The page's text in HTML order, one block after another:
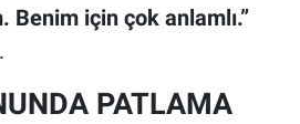
için çok anlamlı.”
PATLAMA